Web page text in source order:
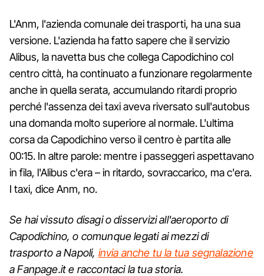
L'Anm, l'azienda comunale dei trasporti, ha una sua
versione. L'azienda ha fatto sapere che il servizio
Alibus, la navetta bus che collega Capodichino col
centro città, ha continuato a funzionare regolarmente
anche in quella serata, accumulando ritardi proprio
perché l'assenza dei taxi aveva riversato sull'autobus
una domanda molto superiore al normale. L'ultima
corsa da Capodichino verso il centro è partita alle
00:15. In altre parole: mentre i passeggeri aspettavano
in fila, l'Alibus c'era – in ritardo, sovraccarico, ma c'era.
I taxi, dice Anm, no.
Se hai vissuto disagi o disservizi all'aeroporto di
Capodichino, o comunque legati ai mezzi di
trasporto a Napoli, invia anche tu la tua segnalazione
a Fanpage.it e raccontaci la tua storia.